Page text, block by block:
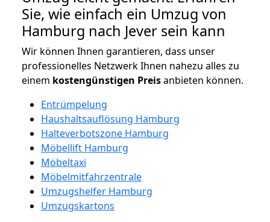
Sie, wie einfach ein Umzug von
Hamburg nach Jever sein kann
Wir können Ihnen garantieren, dass unser
professionelles Netzwerk Ihnen nahezu alles zu
einem kostengünstigen Preisanbieten können.
Entrümpelung
Haushaltsauflösung Hamburg
Halteverbotszone Hamburg
Möbellift Hamburg
Möbeltaxi
Möbelmitfahrzentrale
Umzugshelfer Hamburg
Umzugskartons